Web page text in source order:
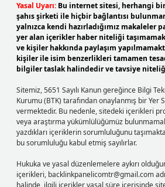
Yasal Uyarı: Bu internet sitesi, herhangi
şahıs şirketi ile hiçbir bağlantısı
yalnızca kendi hazırladığımız makaleler
yer alan içerikler haber niteliği
ve kişiler hakkında paylaşım
kişiler ile isim benzerlikleri tamamen
bilgiler taslak halindedir ve tavsiye
Sitemiz, 5651 Sayılı Kanun gereğince Bilgi
Kurumu (BTK) tarafından onaylanmış bir Yer
vermektedir. Bu nedenle, sitedeki içerikleri
veya araştırma yükümlülüğümüz
yazdıkları içeriklerin sorumluluğunu
bu sorumluluğu kabul etmiş sayılırlar.
Hukuka ve yasal düzenlemelere aykırı
içerikleri, backlinkpanelicomtr@gmail.com
halinde, ilgili içerikler yasal süre içerisinde